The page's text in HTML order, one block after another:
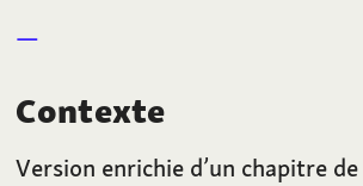
Contexte
Version enrichie d’un chapitre de